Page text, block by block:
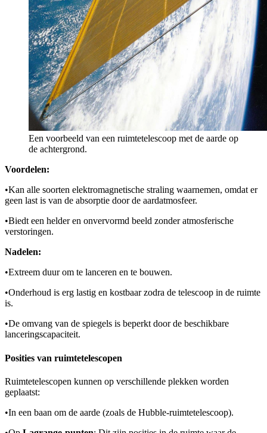
Een voorbeeld van een ruimtetelescoop met de aarde op
de achtergrond.
Voordelen:
•Kan alle soorten elektromagnetische straling waarnemen, omdat er
geen last is van de absorptie door de aardatmosfeer.
•Biedt een helder en onvervormd beeld zonder atmosferische
verstoringen.
Nadelen:
•Extreem duur om te lanceren en te bouwen.
•Onderhoud is erg lastig en kostbaar zodra de telescoop in de ruimte
is.
•De omvang van de spiegels is beperkt door de beschikbare
lanceringscapaciteit.
Posities van ruimtetelescopen
Ruimtetelescopen kunnen op verschillende plekken worden
geplaatst:
•In een baan om de aarde (zoals de Hubble-ruimtetelescoop).